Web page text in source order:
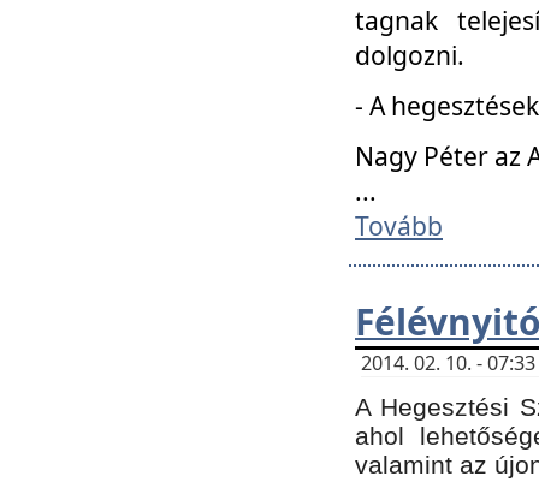
tagnak
dolgozni.
- A
Nagy Péter az
...
Tovább
2014. 02. 10. -
A Hegesztési
ahol
valamint az